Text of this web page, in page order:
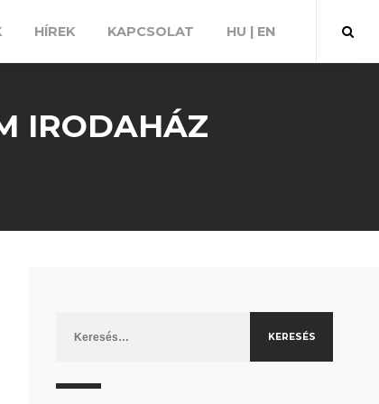
HÍREK KAPCSOLAT HU | EN
IRODAHÁZ